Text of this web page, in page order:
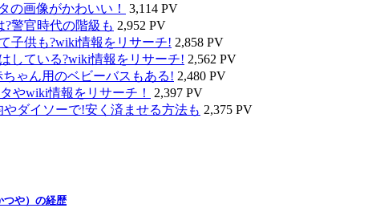
の画像がかわいい！
3,114 PV
警官時代の階級も 2,952 PV
子供も?wiki情報をリサーチ! 2,858 PV
している?wiki情報をリサーチ! 2,562 PV
ゃん用のベビーバスもある! 2,480 PV
やwiki情報をリサーチ！
2,397 PV
ダイソーで!安く済ませる方法も 2,375 PV
や）の経歴